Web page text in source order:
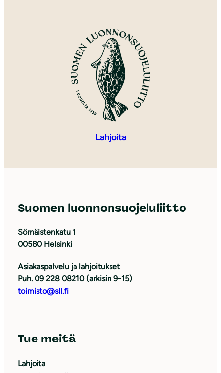
Lahjoita
Suomen luonnonsuojeluliitto
Sörnäistenkatu 1
00580 Helsinki
Asiakaspalvelu ja lahjoitukset
Puh. 09 228 08210 (arkisin 9-15)
toimisto@sll.fi
Tue meitä
Lahjoita